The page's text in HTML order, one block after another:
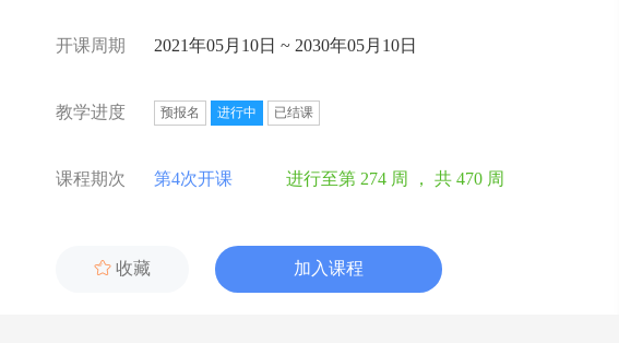
开课周期 2021年05月10日 ~ 2030年05月10日
教学进度 预报名 进行中 已结课
课程期次 第4次开课 进行至第 274 周 ， 共 470 周
 收藏 加入课程